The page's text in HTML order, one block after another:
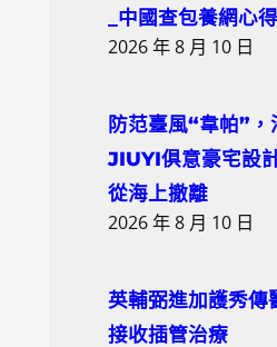
_中國查包養網心
2026 年 8 月 10 日
防范臺風“韋帕”，
JIUYI俱意豪宅設
從海上撤離
2026 年 8 月 10 日
英輔弼進加護秀傳
接收插管治療